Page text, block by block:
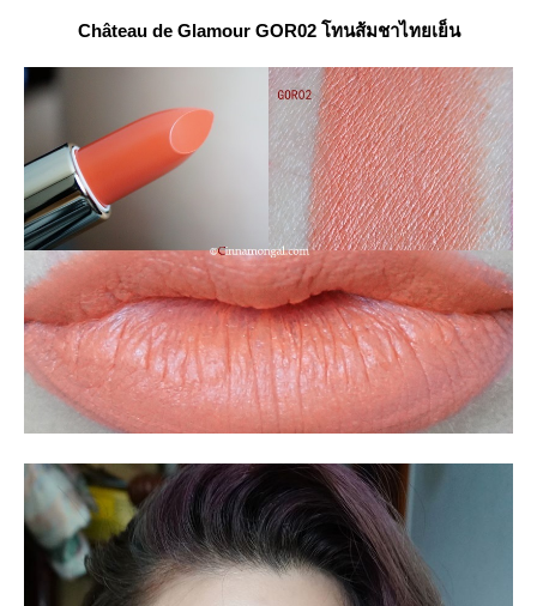
Château de Glamour GOR02 โทนส้มชาไทยเย็น